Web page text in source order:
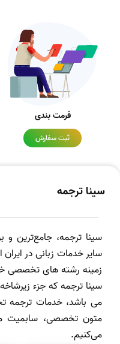
فرمت بندی
ثبت سفارش
سینا ترجمه
سینا ترجمه، جامع‌ترین و
سایر خدمات زبانی در
زمینه رشته های تخصصی
سینا ترجمه که جزء
می باشد، خدمات ترجمه
متون تخصصی، سابمیت
می‌کنیم.